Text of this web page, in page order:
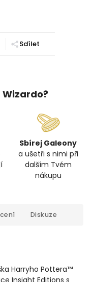
Sdílet
Sbírej Galeony
a ušetři s nimi při
dalším Tvém
nákupu
Diskuze
Harryho Pottera™